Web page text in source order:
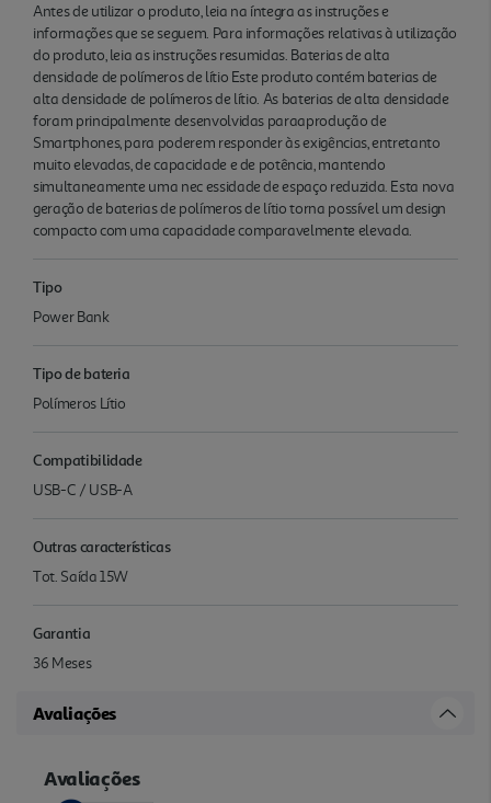
Antes de utilizar o produto, leia na íntegra as instruções e
informações que se seguem. Para informações relativas à utilização
do produto, leia as instruções resumidas. Baterias de alta
densidade de polímeros de lítio Este produto contém baterias de
alta densidade de polímeros de lítio. As baterias de alta densidade
foram principalmente desenvolvidas paraaprodução de
Smartphones, para poderem responder às exigências, entretanto
muito elevadas, de capacidade e de potência, mantendo
simultaneamente uma nec essidade de espaço reduzida. Esta nova
geração de baterias de polímeros de lítio torna possível um design
compacto com uma capacidade comparavelmente elevada.
Tipo
Power Bank
Tipo de bateria
Polímeros Lítio
Compatibilidade
USB-C / USB-A
Outras características
Tot. Saída 15W
Garantia
36 Meses
Avaliações